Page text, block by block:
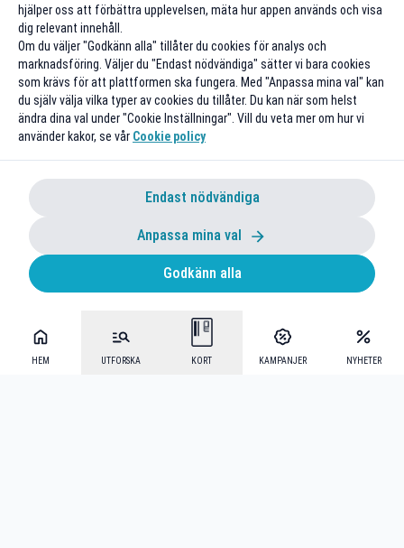
HEM UTFORSKA KORT KAMPANJER NYHETER
hjälper oss att förbättra upplevelsen, mäta hur appen används och visa
dig relevant innehåll.
Om du väljer "Godkänn alla" tillåter du cookies för analys och
marknadsföring. Väljer du "Endast nödvändiga" sätter vi bara cookies
som krävs för att plattformen ska fungera. Med "Anpassa mina val" kan
du själv välja vilka typer av cookies du tillåter. Du kan när som helst
ändra dina val under "Cookie Inställningar". Vill du veta mer om hur vi
använder kakor, se vår Cookie policy
Endast nödvändiga
Anpassa mina val
Godkänn alla